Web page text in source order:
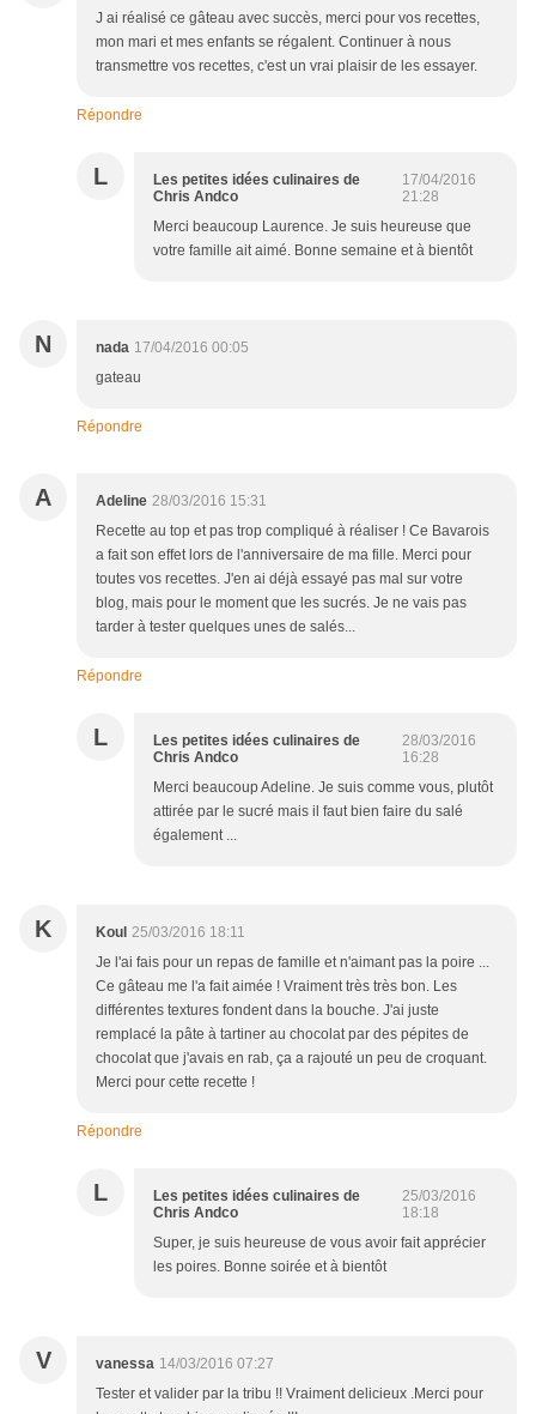
J ai réalisé ce gâteau avec succès, merci pour vos recettes,
mon mari et mes enfants se régalent. Continuer à nous
transmettre vos recettes, c'est un vrai plaisir de les essayer.
Répondre
L
Les petites idées culinaires de
Chris Andco
17/04/2016
21:28
Merci beaucoup Laurence. Je suis heureuse que
votre famille ait aimé. Bonne semaine et à bientôt
N nada 17/04/2016 00:05
gateau
Répondre
A Adeline 28/03/2016 15:31
Recette au top et pas trop compliqué à réaliser ! Ce Bavarois
a fait son effet lors de l'anniversaire de ma fille. Merci pour
toutes vos recettes. J'en ai déjà essayé pas mal sur votre
blog, mais pour le moment que les sucrés. Je ne vais pas
tarder à tester quelques unes de salés...
Répondre
L
Les petites idées culinaires de
Chris Andco
28/03/2016
16:28
Merci beaucoup Adeline. Je suis comme vous, plutôt
attirée par le sucré mais il faut bien faire du salé
également ...
K Koul 25/03/2016 18:11
Je l'ai fais pour un repas de famille et n'aimant pas la poire ...
Ce gâteau me l'a fait aimée ! Vraiment très très bon. Les
différentes textures fondent dans la bouche. J'ai juste
remplacé la pâte à tartiner au chocolat par des pépites de
chocolat que j'avais en rab, ça a rajouté un peu de croquant.
Merci pour cette recette !
Répondre
L
Les petites idées culinaires de
Chris Andco
25/03/2016
18:18
Super, je suis heureuse de vous avoir fait apprécier
les poires. Bonne soirée et à bientôt
V vanessa 14/03/2016 07:27
Tester et valider par la tribu !! Vraiment delicieux .Merci pour